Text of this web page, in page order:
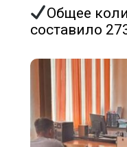
Общее
составило